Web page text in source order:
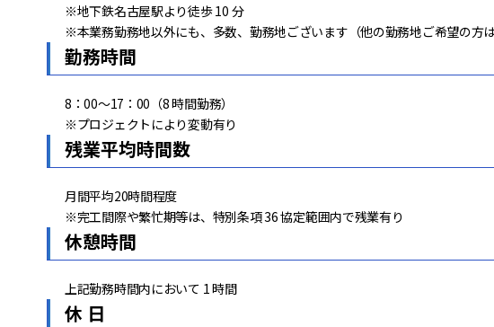
※地下鉄名古屋駅より徒歩 10 分
※本業務勤務地以外にも、多数、勤務地ございます（他の勤務地ご希望の方は
勤務時間
8：00～17：00（8 時間勤務）
※プロジェクトにより変動有り
残業平均時間数
月間平均20時間程度
※完工間際や繁忙期等は、特別条項 36 協定範囲内で残業有り
休憩時間
上記勤務時間内において 1 時間
休 日